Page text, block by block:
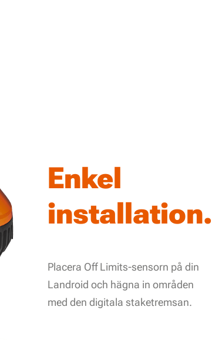
Enkel
installation.
Placera Off Limits-sensorn på din
Landroid och hägna in områden
med den digitala staketremsan.